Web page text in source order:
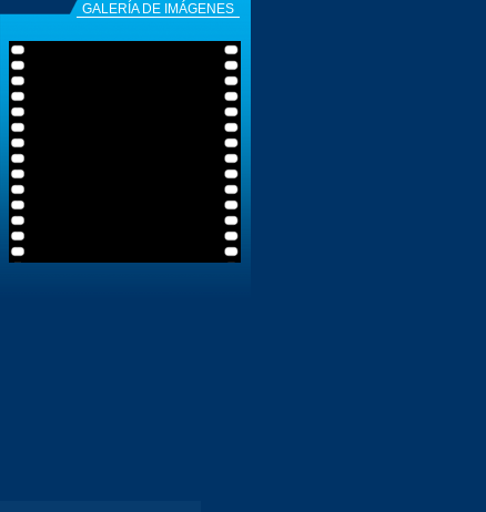
GALERÍA DE IMÁGENES